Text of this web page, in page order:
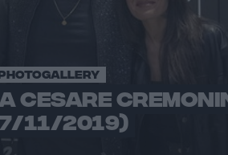
CESARE
11/2019)